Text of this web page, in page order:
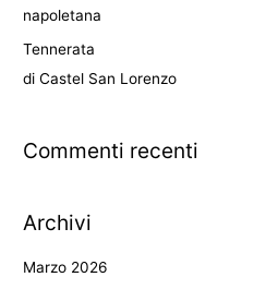
napoletana
Tennerata
di Castel San Lorenzo
Commenti recenti
Archivi
Marzo 2026